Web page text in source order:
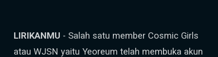
LIRIKANMU - Salah satu member Cosmic Girls
atau WJSN yaitu Yeoreum telah membuka akun